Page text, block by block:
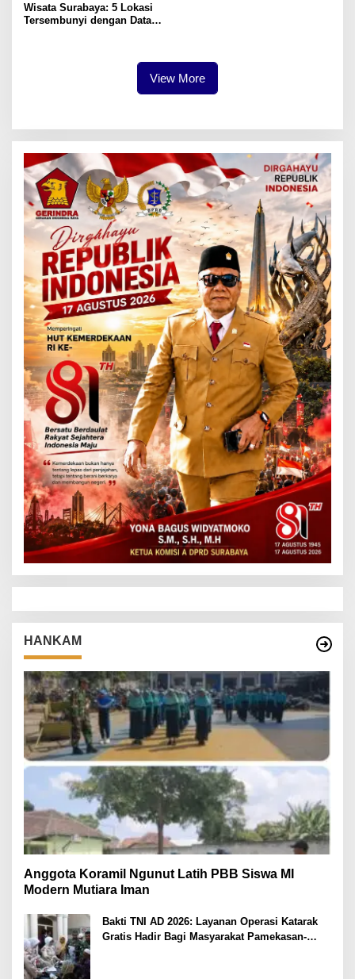
Wisata Surabaya: 5 Lokasi
Tersembunyi dengan Data
View More
HANKAM
Anggota Koramil Ngunut Latih PBB Siswa MI
Modern Mutiara Iman
Bakti TNI AD 2026: Layanan Operasi Katarak
Gratis Hadir Bagi Masyarakat Pamekasan-